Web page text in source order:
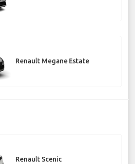
Renault Megane Estate
Renault Scenic